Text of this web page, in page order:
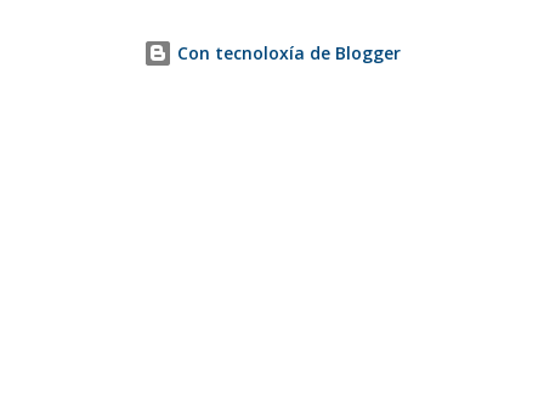
Con tecnoloxía de Blogger